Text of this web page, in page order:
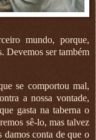
mundo, porque,
Devemos ser também
se comportou mal,
a nossa vontade,
gasta na taberna o
sê-lo, mas talvez
damos conta de que o